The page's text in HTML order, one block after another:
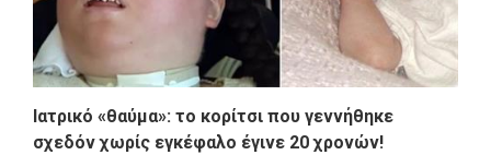
Ιατρικό «θαύμα»: το κορίτσι που γεννήθηκε
σχεδόν χωρίς εγκέφαλο έγινε 20 χρονών!